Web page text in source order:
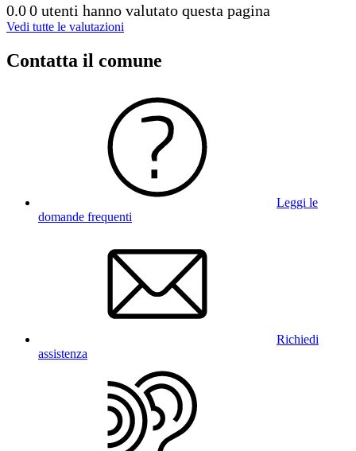
0.00 utenti hanno valutato questa pagina
Vedi tutte le valutazioni
Contatta il comune
Leggi le
domande frequenti
Richiedi
assistenza